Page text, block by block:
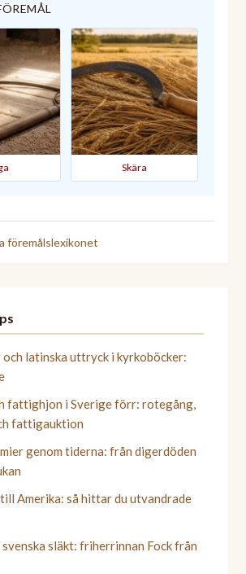
Skära
föremålslexikonet
latinska uttryck i kyrkoböcker:
fattighjon i Sverige förr: rotegång,
fattigauktion
genom tiderna: från digerdöden
Amerika: så hittar du utvandrade
släkt: friherrinnan Fock från